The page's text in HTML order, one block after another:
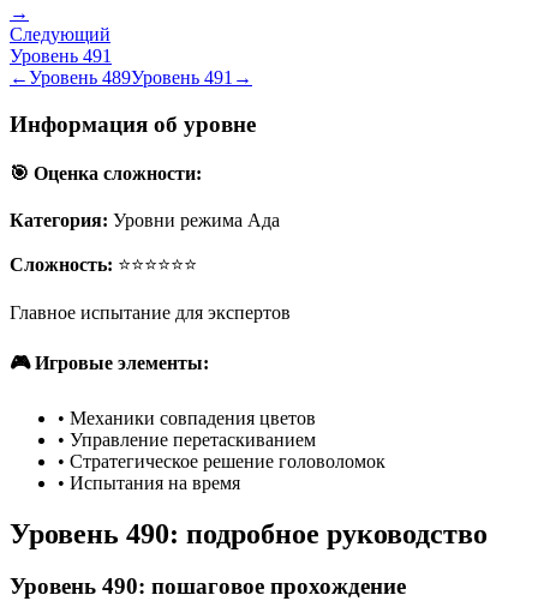
→
Следующий
Уровень 491
←Уровень 489Уровень 491 →
Информация об уровне
🎯 Оценка сложности:
Категория: Уровни режима Ада
Сложность: ⭐⭐⭐⭐⭐⭐
Главное испытание для экспертов
🎮 Игровые элементы:
• Механики совпадения цветов
• Управление перетаскиванием
• Стратегическое решение головоломок
• Испытания на время
Уровень 490: подробное руководство
Уровень 490: пошаговое прохождение